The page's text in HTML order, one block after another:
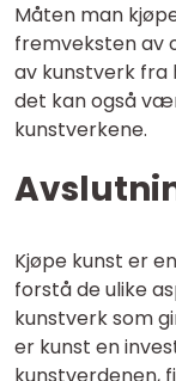
Måten man
fremveksten av
av kunstverk fra
det kan også
kunstverkene.
Kjøpe kunst er
forstå de ulike
kunstverk som
er kunst en